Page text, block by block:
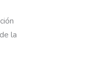
la